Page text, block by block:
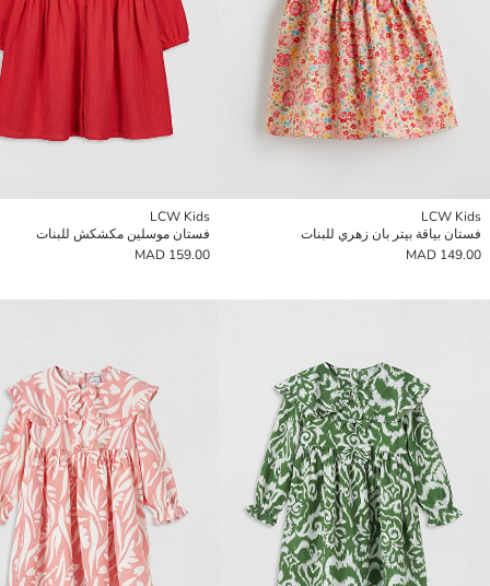
LCW Kids
فستان بياقة بيتر بان زهري للبنات
149.00 MAD
LCW Kids
فستان موسلين مكشكش للبنات
159.00 MAD